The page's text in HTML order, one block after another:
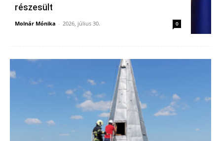
részesült
Molnár Mónika - 2026, július 30. 0